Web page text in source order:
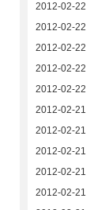
2012-02-22
2012-02-22
2012-02-22
2012-02-22
2012-02-22
2012-02-21
2012-02-21
2012-02-21
2012-02-21
2012-02-21